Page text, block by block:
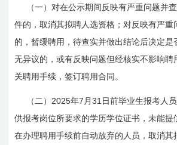
（一） 对在公示期间反映有严重问题并
件的，取消其拟聘人选资格；对反映有严重
的，暂缓聘用，待查实并做出结论后决定是
无异议的，或有反映问题但经核实不影响聘
关聘用手续，签订聘用合同。
（二） 2025年7 月31 日前毕业生报考人
供报考岗位所要求的学历学位证书，未能提
在办理聘用手续前自动放弃的人员，取消其